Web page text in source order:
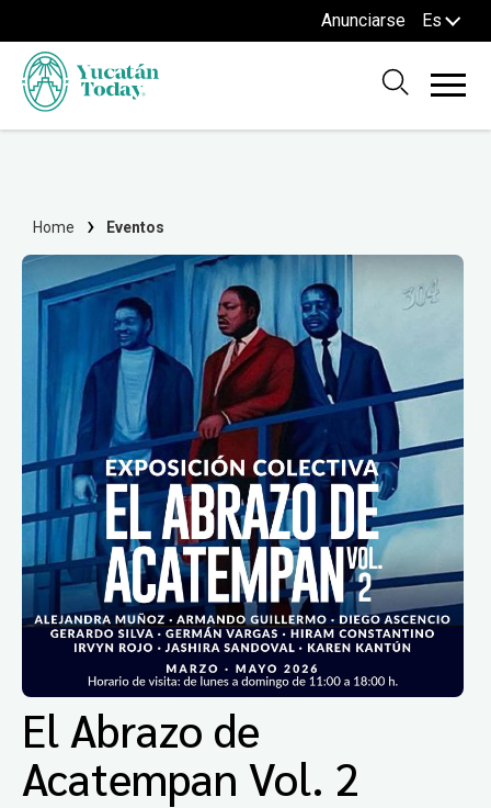
Anunciarse Es
Home Eventos
El Abrazo de
Acatempan Vol. 2